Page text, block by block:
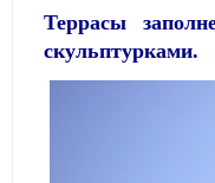
Террасы
скульптурками.